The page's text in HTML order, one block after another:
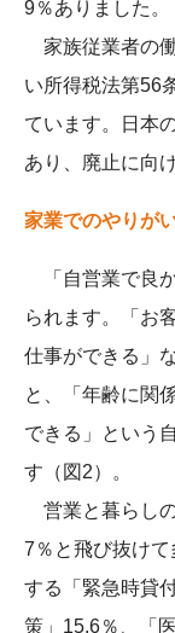
9％ありました。
家族従業者の
い所得税法第56
ています。日本
あり、廃止に向
家業でのやりが
「自営業で良
られます。「お
仕事ができる」
と、「年齢に関
できる」という
す（図2）。
営業と暮らし
7％と飛び抜け
する「緊急時貸
策」15.6％、「